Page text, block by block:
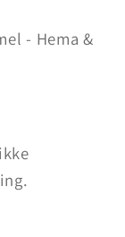
- Hema &